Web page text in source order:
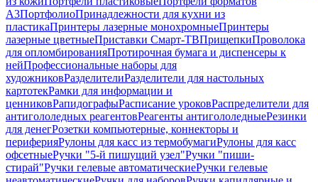
А3ПортфолиоПринадлежности для кухни из
пластикаПринтеры лазерные монохромныеПринтеры
лазерные цветныеПриставки Смарт-ТВПрищепкиПроволока
для опломбированияПротирочная бумага и диспенсеры к
нейПрофессиональные наборы для
художниковРазделителиРазделители для настольных
картотекРамки для информации и
ценниковРапидографыРасписание уроковРаспределители для
антигололедных реагентовРеагенты антигололедныеРезинки
для денегРозетки компьютерные, коннекторы и
периферияРулоны для касс из термобумагиРулоны для касс
офсетныеРучки "5-й пишущий узел"Ручки "пиши-
стирай"Ручки гелевые автоматическиеРучки гелевые